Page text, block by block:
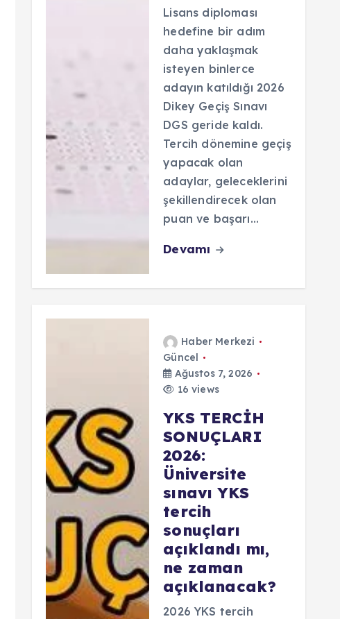
Lisans diploması
hedefine bir adım
daha yaklaşmak
isteyen binlerce
adayın katıldığı 2026
Dikey Geçiş Sınavı
DGS geride kaldı.
Tercih dönemine geçiş
yapacak olan
adaylar, geleceklerini
şekillendirecek olan
puan ve başarı…
Devamı
Haber Merkezi
Güncel
Ağustos 7, 2026
16 views
YKS TERCİH
SONUÇLARI
2026:
Üniversite
sınavı YKS
tercih
sonuçları
açıklandı mı,
ne zaman
açıklanacak?
2026 YKS tercih